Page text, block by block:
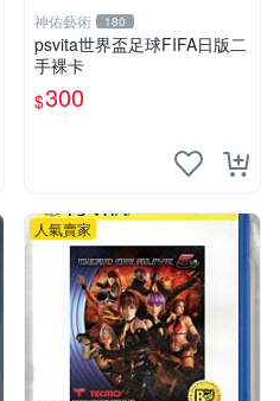
神佑藝術 180
psvita世界盃足球FIFA日版二
手裸卡
$300
人氣賣家